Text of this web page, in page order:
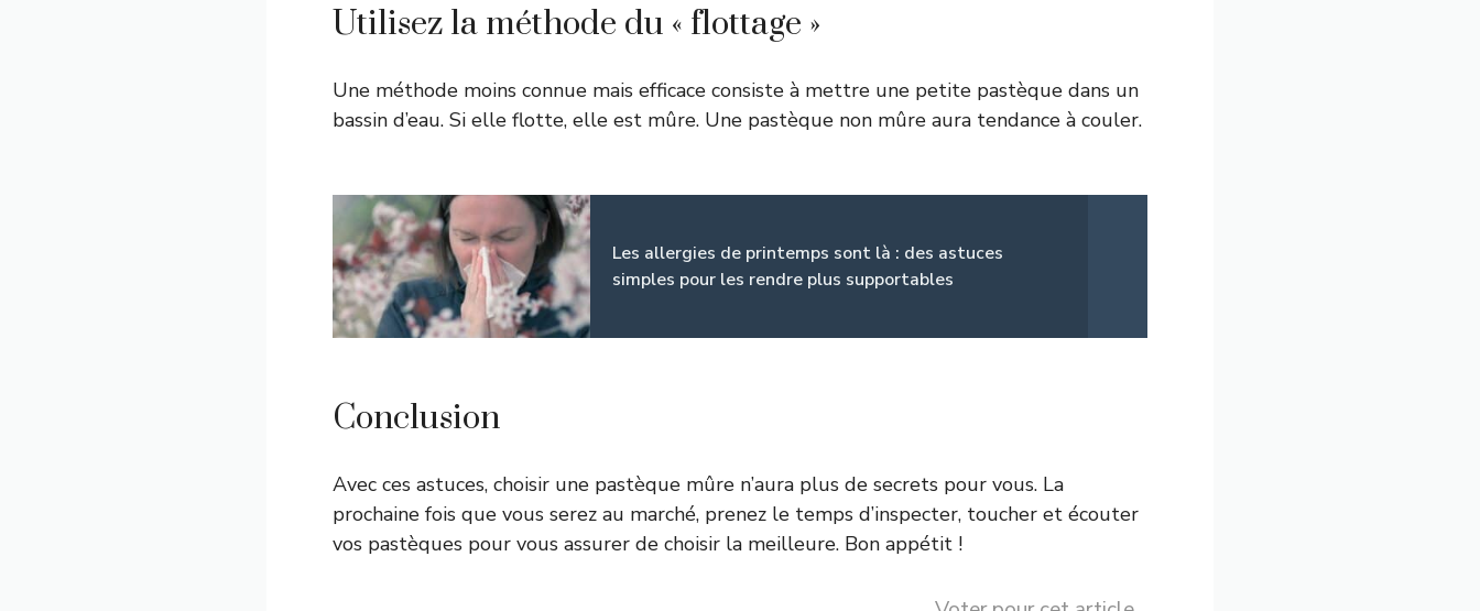
Utilisez la méthode du « flottage »
Une méthode moins connue mais efficace consiste à mettre une petite pastèque dans un
bassin d’eau. Si elle flotte, elle est mûre. Une pastèque non mûre aura tendance à couler.
Les allergies de printemps sont là : des astuces
simples pour les rendre plus supportables
Conclusion
Avec ces astuces, choisir une pastèque mûre n’aura plus de secrets pour vous. La
prochaine fois que vous serez au marché, prenez le temps d’inspecter, toucher et écouter
vos pastèques pour vous assurer de choisir la meilleure. Bon appétit !